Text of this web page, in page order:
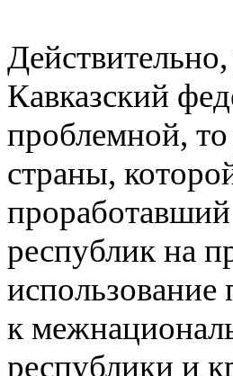
Кавказский
проблемной,
страны,
проработавший
республик на
к
республики и